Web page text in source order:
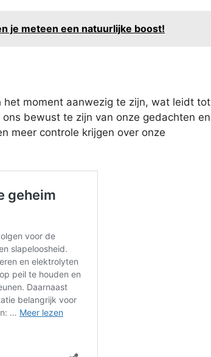
je meteen een natuurlijke boost!
het moment aanwezig te zijn, wat leidt tot
bewust te zijn van onze gedachten en
meer controle krijgen over onze